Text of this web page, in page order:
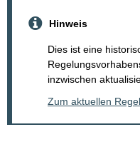
Hinweis
Dies ist eine
inzwischen
Zum aktuellen